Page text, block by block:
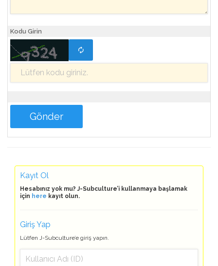
Kodu Girin
Kayıt Ol
Hesabınız yok mu? J-Subculture’i kullanmaya başlamak
için here kayıt olun.
Giriş Yap
Lütfen J-Subculture’e giriş yapın.